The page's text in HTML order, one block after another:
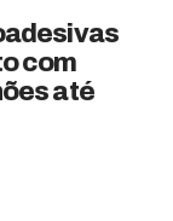
com
até